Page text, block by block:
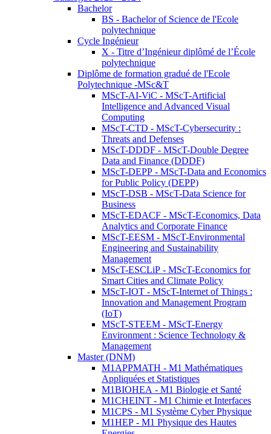
Bachelor
BS - Bachelor of Science de l'Ecole
polytechnique
Cycle Ingénieur
X - Titre d’Ingénieur diplômé de l’École
polytechnique
Diplôme de formation gradué de l'Ecole
Polytechnique -MSc&T
MScT-AI-ViC - MScT-Artificial
Intelligence and Advanced Visual
Computing
MScT-CTD - MScT-Cybersecurity :
Threats and Defenses
MScT-DDDF - MScT-Double Degree
Data and Finance (DDDF)
MScT-DEPP - MScT-Data and Economics
for Public Policy (DEPP)
MScT-DSB - MScT-Data Science for
Business
MScT-EDACF - MScT-Economics, Data
Analytics and Corporate Finance
MScT-EESM - MScT-Environmental
Engineering and Sustainability
Management
MScT-ESCLiP - MScT-Economics for
Smart Cities and Climate Policy
MScT-IOT - MScT-Internet of Things :
Innovation and Management Program
(IoT)
MScT-STEEM - MScT-Energy
Environment : Science Technology &
Management
Master (DNM)
M1APPMATH - M1 Mathématiques
Appliquées et Statistiques
M1BIOHEA - M1 Biologie et Santé
M1CHEINT - M1 Chimie et Interfaces
M1CPS - M1 Système Cyber Physique
M1HEP - M1 Physique des Hautes